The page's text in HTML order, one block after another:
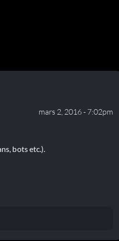
mars 2, 2016 - 7:02pm
bots etc.).